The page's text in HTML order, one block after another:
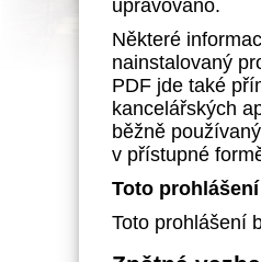
upravováno.
Některé
nainstalovaný
PDF jde také
kancelářských
běžně
v přístupné
Toto
Toto prohlášení